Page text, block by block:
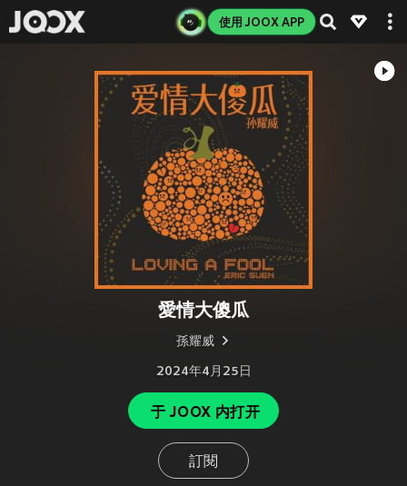
使用 JOOX APP
愛情大傻瓜
孫耀威
2024年4月25日
于 JOOX 内打开
訂閱